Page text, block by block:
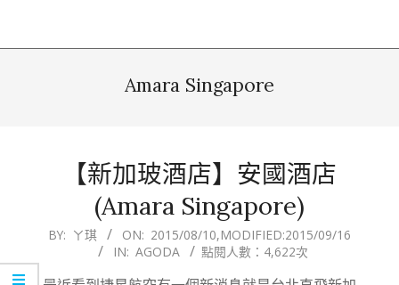
Amara Singapore
【新加玻酒店】安國酒店
(Amara Singapore)
2015-
10
BY: ㄚ琪 ON: 2015/08/10,MODIFIED:2015/09/16
IN: AGODA 點閱人數：4,622次